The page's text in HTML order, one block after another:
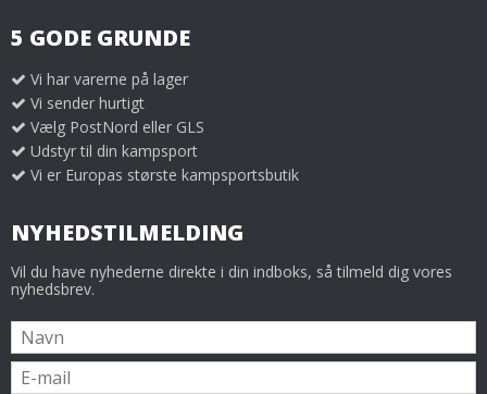
5 GODE GRUNDE
Vi har varerne på lager
Vi sender hurtigt
Vælg PostNord eller GLS
Udstyr til din kampsport
Vi er Europas største kampsportsbutik
NYHEDSTILMELDING
Vil du have nyhederne direkte i din indboks, så tilmeld dig vores
nyhedsbrev.